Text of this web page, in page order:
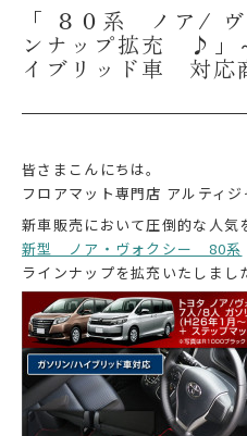
「 ８０系 ノア/
ンナップ拡充 ♪」
イブリッド車 対応
皆さまこんにちは。
フロアマット専門店 アルティジ
新車販売において圧倒的な人気
新型 ノア・ヴォクシー 80系
ラインナップを拡充いたしまし